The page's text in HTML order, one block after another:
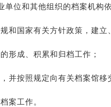
单位和其他组织的档案机构
和国家有关方针政策，建
形成、积累和归档工作；
并按照规定向有关档案馆移
案工作。